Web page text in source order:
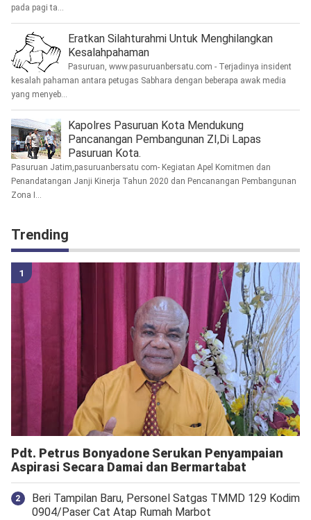
pada pagi ta...
Eratkan Silahturahmi Untuk Menghilangkan
Kesalahpahaman
Pasuruan, www.pasuruanbersatu.com - Terjadinya insident
kesalah pahaman antara petugas Sabhara dengan beberapa awak media
yang menyeb...
Kapolres Pasuruan Kota Mendukung
Pancanangan Pembangunan ZI,Di Lapas
Pasuruan Kota.
Pasuruan Jatim,pasuruanbersatu com- Kegiatan Apel Komitmen dan
Penandatangan Janji Kinerja Tahun 2020 dan Pencanangan Pembangunan
Zona I...
Trending
Pdt. Petrus Bonyadone Serukan Penyampaian
Aspirasi Secara Damai dan Bermartabat
Beri Tampilan Baru, Personel Satgas TMMD 129 Kodim
0904/Paser Cat Atap Rumah Marbot